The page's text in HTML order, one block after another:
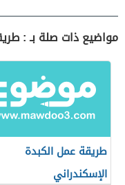
مواضيع ذات صلة بـ :
طريقة عمل الكبدة
الإسكندراني